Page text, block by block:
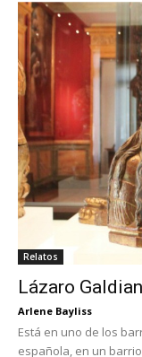
Relatos
Lázaro
Arlene Bayliss
Está en uno de los
española, en un